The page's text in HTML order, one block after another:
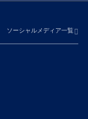
ソーシャルメディア一覧